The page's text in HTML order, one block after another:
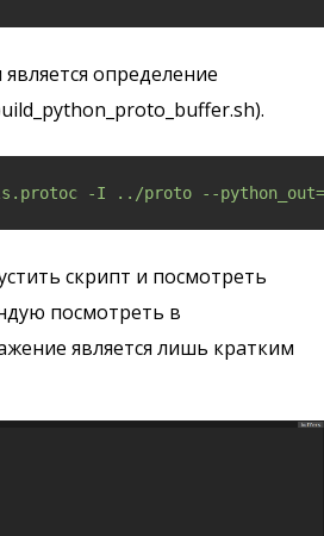
определение
-I ../proto --
скрипт и посмотреть
посмотреть в
является лишь кратким